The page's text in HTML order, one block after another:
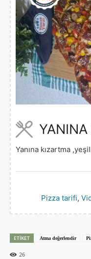
YANINA
Yanına kızartma
Pizza tarifi,
ETIKET Atma değerlendir
26